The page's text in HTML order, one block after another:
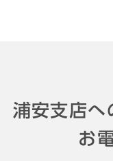
浦安支店へ
お